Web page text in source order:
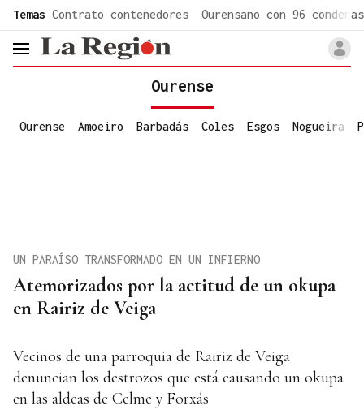
Temas Contrato contenedores Ourensano con 96 condenas
header.menu.open
Ourense
Ourense Amoeiro Barbadás Coles Esgos Nogueira
Atemorizados por la actitud de un okupa
en Rairiz de Veiga
UN PARAÍSO TRANSFORMADO EN UN INFIERNO
Vecinos de una parroquia de Rairiz de Veiga
denuncian los destrozos que está causando un okupa
en las aldeas de Celme y Forxás